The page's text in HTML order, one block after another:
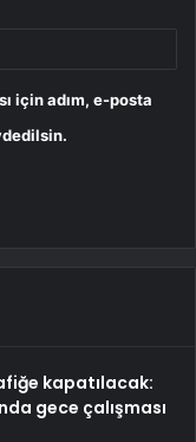
için adım, e-posta
kapatılacak:
gece çalışması